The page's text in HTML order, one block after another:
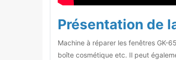
Présentation de
Machine à réparer les fenêtres GK-
boîte cosmétique etc. Il peut